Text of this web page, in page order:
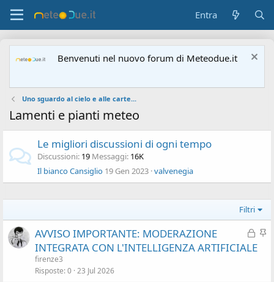
Entra
Benvenuti nel nuovo forum di Meteodue.it
Uno sguardo al cielo e alle carte...
Lamenti e pianti meteo
Le migliori discussioni di ogni tempo
Discussioni 19 Messaggi 16K
Il bianco Cansiglio 19 Gen 2023 valvenegia
Filtri
C
h
I
AVVISO IMPORTANTE: MODERAZIONE
INTEGRATA CON L'INTELLIGENZA ARTIFICIALE
firenze3
Risposte 0 23 Jul 2026